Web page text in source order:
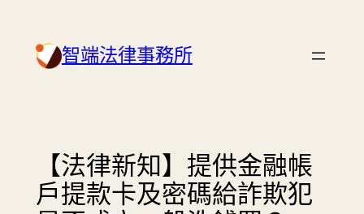
content 智端法律事務所
【法律新知】提供金融帳
戶提款卡及密碼給詐欺犯